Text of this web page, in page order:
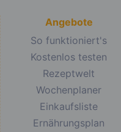
Angebote
So funktioniert's
Kostenlos testen
Rezeptwelt
Wochenplaner
Einkaufsliste
Ernährungsplan